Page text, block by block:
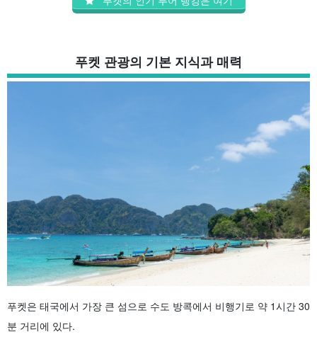
푸켓 관광의 기본 지식과 매력
푸켓은 태국에서 가장 큰 섬으로 수도 방콕에서 비행기로 약 1시간 30
분 거리에 있다.